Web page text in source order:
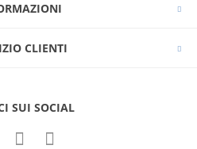
CLIENTI
SUI SOCIAL